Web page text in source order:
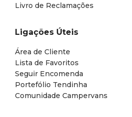
Livro de Reclamações
Ligações Úteis
Área de Cliente
Lista de Favoritos
Seguir Encomenda
Portefólio Tendinha
Comunidade Campervans